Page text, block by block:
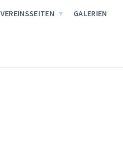
VEREINSSEITEN GALERIEN